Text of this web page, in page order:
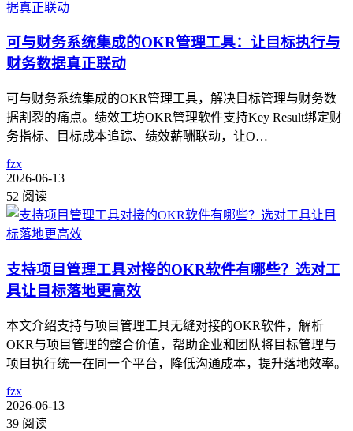
可与财务系统集成的OKR管理工具：让目标执行与
财务数据真正联动
可与财务系统集成的OKR管理工具，解决目标管理与财务数
据割裂的痛点。绩效工坊OKR管理软件支持Key Result绑定财
务指标、目标成本追踪、绩效薪酬联动，让O…
fzx
2026-06-13
52 阅读
支持项目管理工具对接的OKR软件有哪些？选对工
具让目标落地更高效
本文介绍支持与项目管理工具无缝对接的OKR软件，解析
OKR与项目管理的整合价值，帮助企业和团队将目标管理与
项目执行统一在同一个平台，降低沟通成本，提升落地效率。
fzx
2026-06-13
39 阅读